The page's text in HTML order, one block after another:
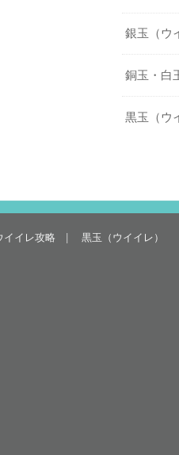
銀玉（ウ
銅玉・白
黒玉（ウ
イイレ攻略 黒玉（ウイイレ）